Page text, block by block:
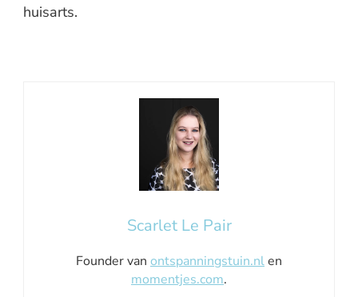
huisarts.
Scarlet Le Pair
Founder van ontspanningstuin.nlen
momentjes.com.